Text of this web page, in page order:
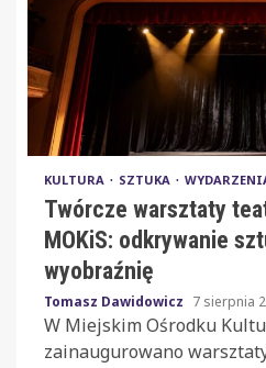
KULTURA SZTUKA
Twórcze warsztaty
MOKiS: odkrywanie
wyobraźnię
Tomasz Dawidowicz 7 sierpnia
W Miejskim Ośrodku
zainaugurowano